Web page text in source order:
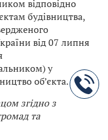
відповідно
будівництва,
від 07 липня
у
об’єкта.
згідно з
та